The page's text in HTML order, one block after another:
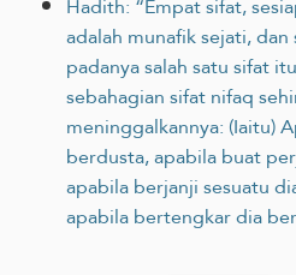
adalah munafik sejati,
padanya salah satu sifat
sebahagian sifat nifaq
meninggalkannya: (Iaitu)
berdusta, apabila buat
apabila berjanji sesuatu
apabila bertengkar dia